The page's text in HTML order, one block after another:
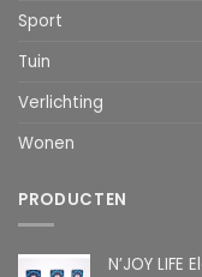
Sport
Tuin
Verlichting
Wonen
PRODUCTEN
N’JOY LIFE Elektronisch